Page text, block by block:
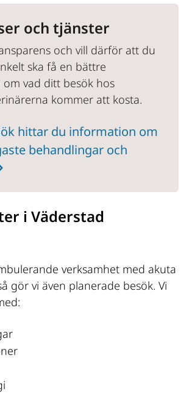
och tjänster
och vill därför att du
ska få en bättre
vad ditt besök hos
kommer att kosta.
hittar du information om
behandlingar och
i Väderstad
verksamhet med akuta
gör vi även planerade besök. Vi